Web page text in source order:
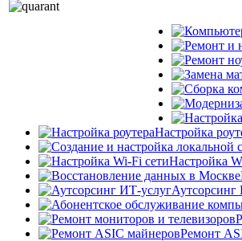
Настройка
Настройка
Аутсорсинг
Ремонт